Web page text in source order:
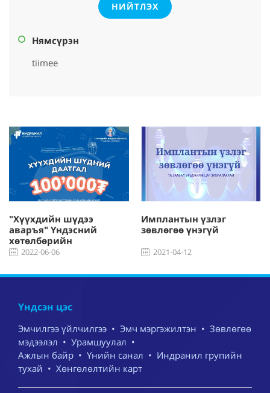
НИЙТЛЭХ
Нямсүрэн
tiimee
"Хүүхдийн шүдээ
аваръя" Үндэсний
хөтөлбөрийн
урамшуулал
2022-06-06
Имплантын үзлэг
зөвлөгөө үнэгүй
2021-04-12
Үндсэн цэс
Эмчилгээ үйлчилгээ • Эмч мэргэжилтэн • Зөвлөгөө
мэдээлэл • Урамшуулал •
Ажлын байр • Үнийн санал • Индранил групийн
тухай • Хөнгөлөлтийн карт